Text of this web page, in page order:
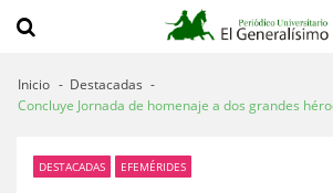
Inicio
Destacadas
Concluye Jornada de homenaje a dos grandes
DESTACADAS EFEMÉRIDES